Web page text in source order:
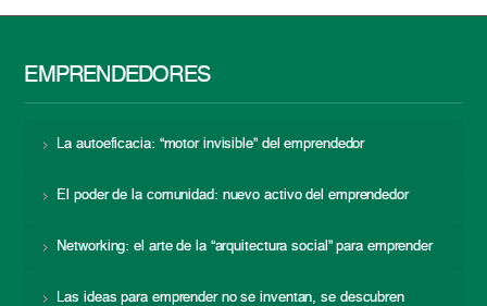
EMPRENDEDORES
La autoeficacia: “motor invisible” del emprendedor
El poder de la comunidad: nuevo activo del emprendedor
Networking: el arte de la “arquitectura social” para emprender
Las ideas para emprender no se inventan, se descubren